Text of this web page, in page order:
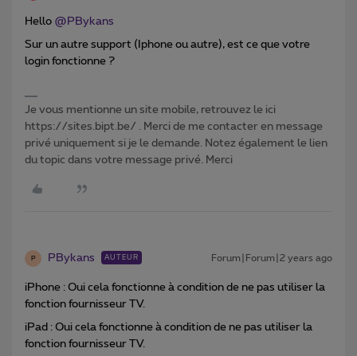
Hello @PBykans
Sur un autre support (Iphone ou autre), est ce que votre
login fonctionne ?
Je vous mentionne un site mobile, retrouvez le ici
https://sites.bipt.be/ . Merci de me contacter en message
privé uniquement si je le demande. Notez également le lien
du topic dans votre message privé. Merci
P PBykans AUTEUR Forum|Forum|2 years ago
iPhone : Oui cela fonctionne à condition de ne pas utiliser la
fonction fournisseur TV.
iPad : Oui cela fonctionne à condition de ne pas utiliser la
fonction fournisseur TV.